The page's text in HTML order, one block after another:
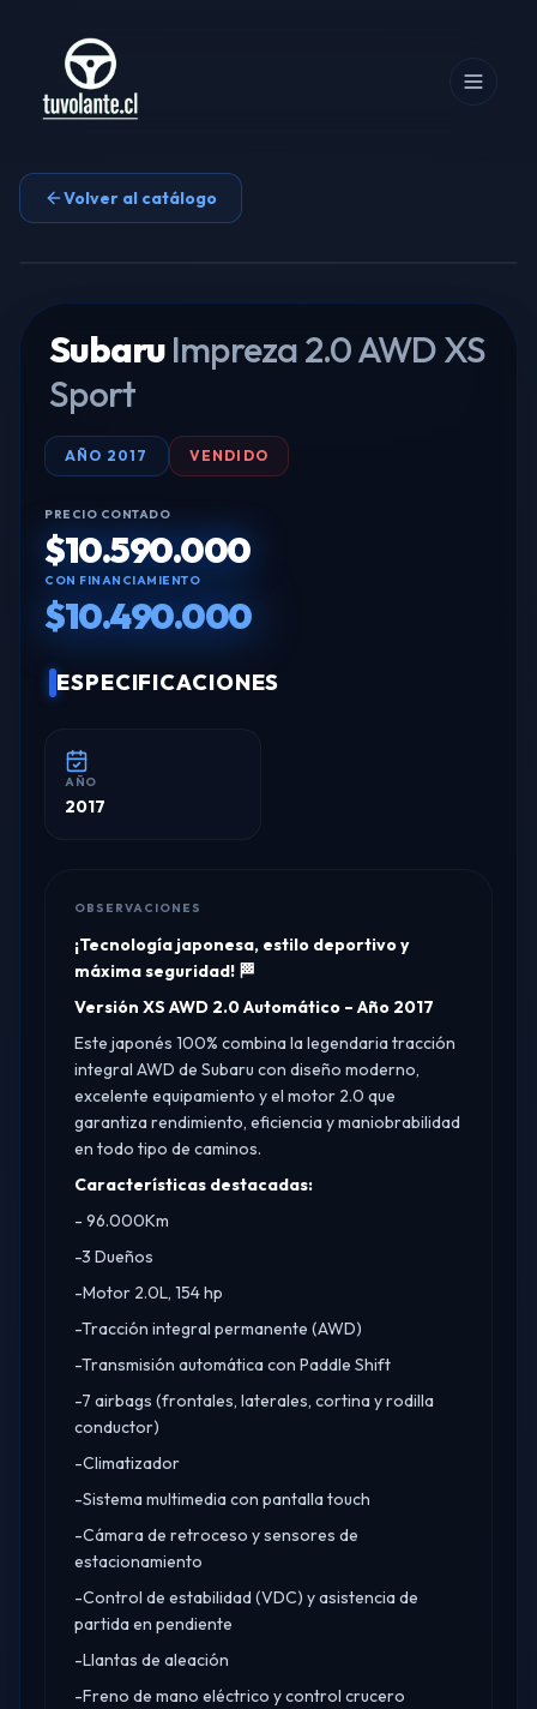
Volver al catálogo
SubaruImpreza 2.0 AWD XS
Sport
AÑO 2017 VENDIDO
PRECIO CONTADO
$10.590.000
CON FINANCIAMIENTO
$10.490.000
ESPECIFICACIONES
AÑO
2017
OBSERVACIONES
¡Tecnología japonesa, estilo deportivo y
máxima seguridad! 🏁
Versión XS AWD 2.0 Automático – Año 2017
Este japonés 100% combina la legendaria tracción
integral AWD de Subaru con diseño moderno,
excelente equipamiento y el motor 2.0 que
garantiza rendimiento, eficiencia y maniobrabilidad
en todo tipo de caminos.
Características destacadas:
- 96.000Km
-3 Dueños
-Motor 2.0L, 154 hp
-Tracción integral permanente (AWD)
-Transmisión automática con Paddle Shift
-7 airbags (frontales, laterales, cortina y rodilla
conductor)
-Climatizador
-Sistema multimedia con pantalla touch
-Cámara de retroceso y sensores de
estacionamiento
-Control de estabilidad (VDC) y asistencia de
partida en pendiente
-Llantas de aleación
-Freno de mano eléctrico y control crucero